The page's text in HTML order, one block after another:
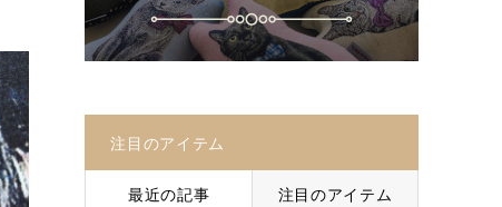
注目のアイテム
最近の記事 注目のアイテム